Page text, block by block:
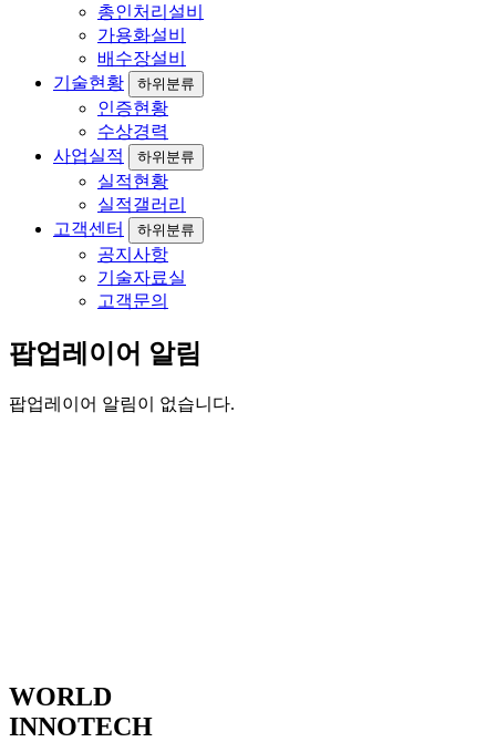
총인처리설비
가용화설비
배수장설비
기술현황
하위분류
인증현황
수상경력
사업실적
하위분류
실적현황
실적갤러리
고객센터
하위분류
공지사항
기술자료실
고객문의
팝업레이어 알림
팝업레이어 알림이 없습니다.
WORLD
INNOTECH